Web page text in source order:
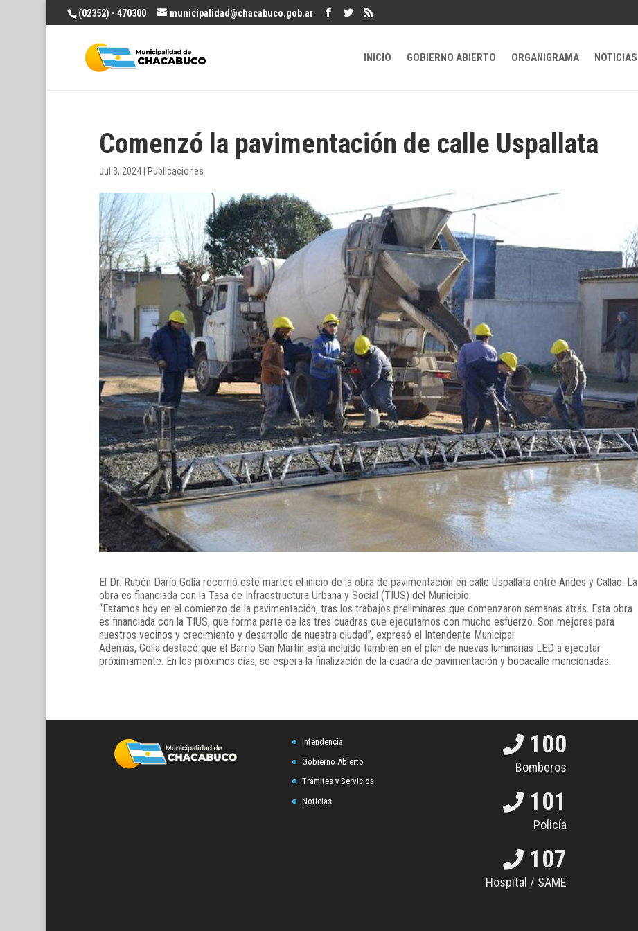
(02352) - 470300 municipalidad@chacabuco.gob.ar
INICIO GOBIERNO ABIERTO ORGANIGRAMA NOTICIAS
Comenzó la pavimentación de calle Uspallata
Jul 3, 2024| Publicaciones
El Dr. Rubén Darío Golía recorrió este martes el inicio de la obra de pavimentación en calle Uspallata entre Andes y Callao. La
obra es financiada con la Tasa de Infraestructura Urbana y Social (TIUS) del Municipio.
“Estamos hoy en el comienzo de la pavimentación, tras los trabajos preliminares que comenzaron semanas atrás. Esta obra
es financiada con la TIUS, que forma parte de las tres cuadras que ejecutamos con mucho esfuerzo. Son mejores para
nuestros vecinos y crecimiento y desarrollo de nuestra ciudad”, expresó el Intendente Municipal.
Además, Golía destacó que el Barrio San Martín está incluído también en el plan de nuevas luminarias LED a ejecutar
próximamente. En los próximos días, se espera la finalización de la cuadra de pavimentación y bocacalle mencionadas.
Intendencia
Gobierno Abierto
Trámites y Servicios
Noticias
100
Bomberos
101
Policía
107
Hospital / SAME